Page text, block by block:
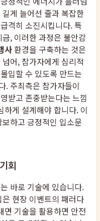
게 늘어선 줄과 복잡한
격히 소진시킵니다. 특
, 이러한 과정은 불안감
사 환경을 구축하는 것은
어, 참가자에게 심리적
입할 수 있도록 만드는
. 주최측은 참가자들이
받고 존중받는다는 느낌
하게 설계해야 합니다. 이
하고 긍정적인 입소문
회
바로 기술에 있습니다.
현장 이벤트의 패러다
면 기술을 활용하면 안전